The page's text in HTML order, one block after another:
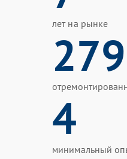
лет на рынке
4
минимальный